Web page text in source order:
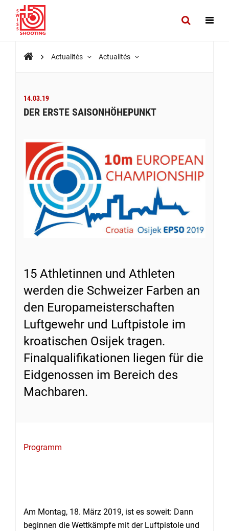
Actualités Actualités
14.03.19
DER ERSTE SAISONHÖHEPUNKT
15 Athletinnen und Athleten
werden die Schweizer Farben an
den Europameisterschaften
Luftgewehr und Luftpistole im
kroatischen Osijek tragen.
Finalqualifikationen liegen für die
Eidgenossen im Bereich des
Machbaren.
Programm
Am Montag, 18. März 2019, ist es soweit: Dann
beginnen die Wettkämpfe mit der Luftpistole und